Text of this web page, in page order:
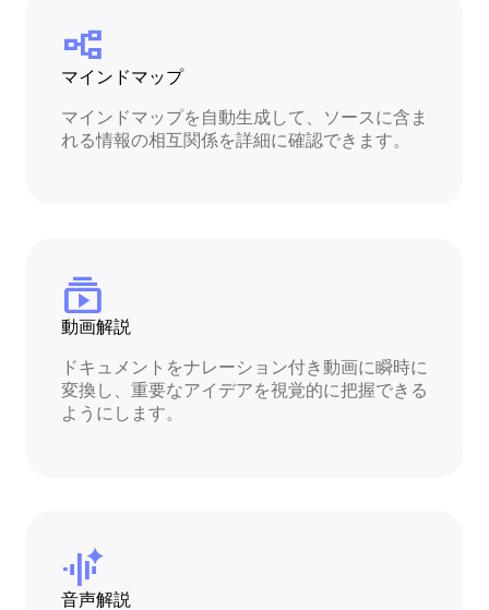
flowchart
マインドマップ
マインドマップを自動生成して、ソースに含ま
れる情報の相互関係を詳細に確認できます。
subscriptions
動画解説
ドキュメントをナレーション付き動画に瞬時に
変換し、重要なアイデアを視覚的に把握できる
ようにします。
audio_magic_eraser
音声解説